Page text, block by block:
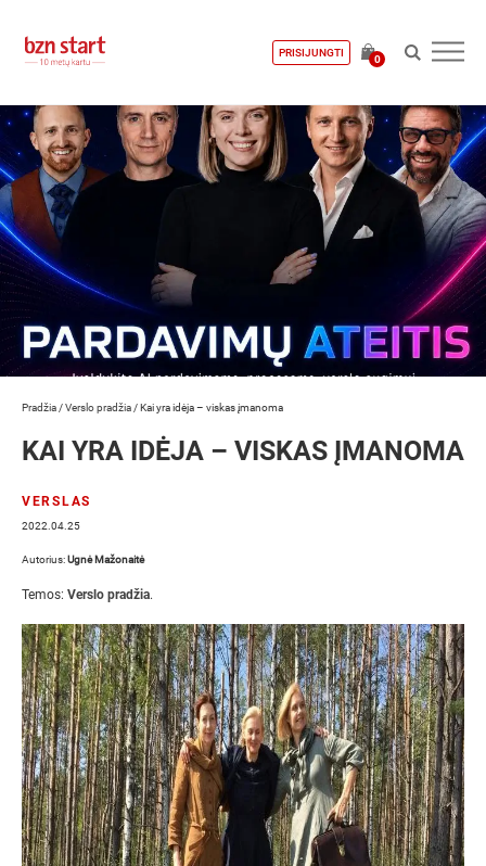
PRISIJUNGTI
0
Pradžia /Verslo pradžia /Kai yra idėja – viskas įmanoma
KAI YRA IDĖJA – VISKAS ĮMANOMA
VERSLAS
2022.04.25
Autorius:Ugnė Mažonaitė
Temos: Verslo pradžia.